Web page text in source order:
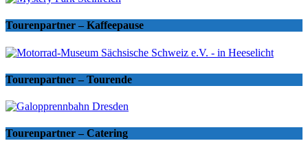
Tourenpartner – Kaffeepause
Tourenpartner – Tourende
Tourenpartner – Catering